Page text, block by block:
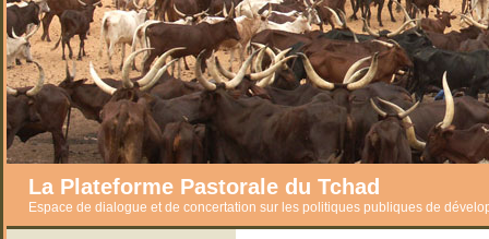
La Plateforme Pastorale du Tchad
Espace de dialogue et de concertation sur les politiques publiques de